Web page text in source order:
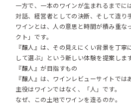
一方で、一本のワインが生まれるまでに
対話、経営者としての決断、そして造り
ワインとは、人の意思と時間が積み重な
クト」です。
『醸人』は、その見えにくい背景を丁
して選ぶ」という新しい体験を提案します
『醸人』が目指すもの
『醸人』は、ワインレビューサイトでは
主役はワインではなく、「人」です。
なぜ、この土地でワインを造るのか。